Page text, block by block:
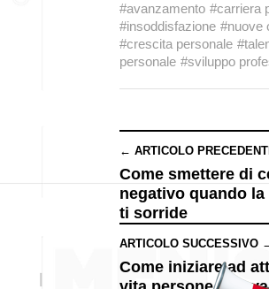
#avanzamento #carriera
#insoddisfazione #nuove
#crescita personale
personale #sviluppo
← ARTICOLO
Come smettere di
negativo quando
ti sorride
ARTICOLO SUCCESSIVO
Come iniziare ad